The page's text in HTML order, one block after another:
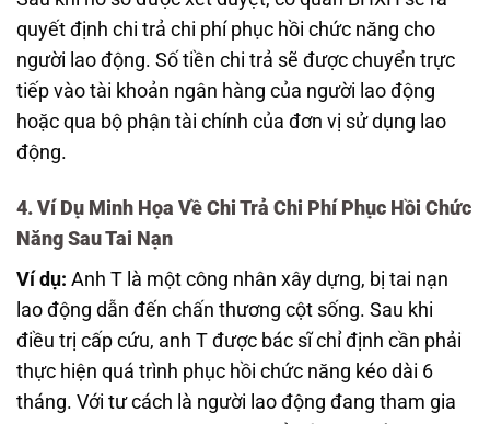
quyết định chi trả chi phí phục hồi chức năng cho
người lao động. Số tiền chi trả sẽ được chuyển trực
tiếp vào tài khoản ngân hàng của người lao động
hoặc qua bộ phận tài chính của đơn vị sử dụng lao
động.
4. Ví Dụ Minh Họa Về Chi Trả Chi Phí Phục Hồi Chức
Năng Sau Tai Nạn
Ví dụ: Anh T là một công nhân xây dựng, bị tai nạn
lao động dẫn đến chấn thương cột sống. Sau khi
điều trị cấp cứu, anh T được bác sĩ chỉ định cần phải
thực hiện quá trình phục hồi chức năng kéo dài 6
tháng. Với tư cách là người lao động đang tham gia